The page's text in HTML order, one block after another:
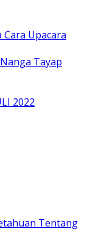
Upacara
Tayap
2022
Tentang